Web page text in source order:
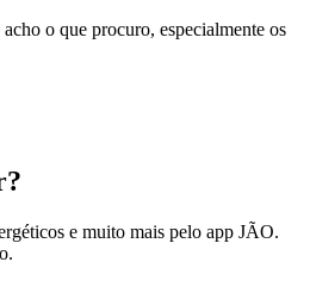
o que procuro, especialmente os
e muito mais pelo app JÃO.